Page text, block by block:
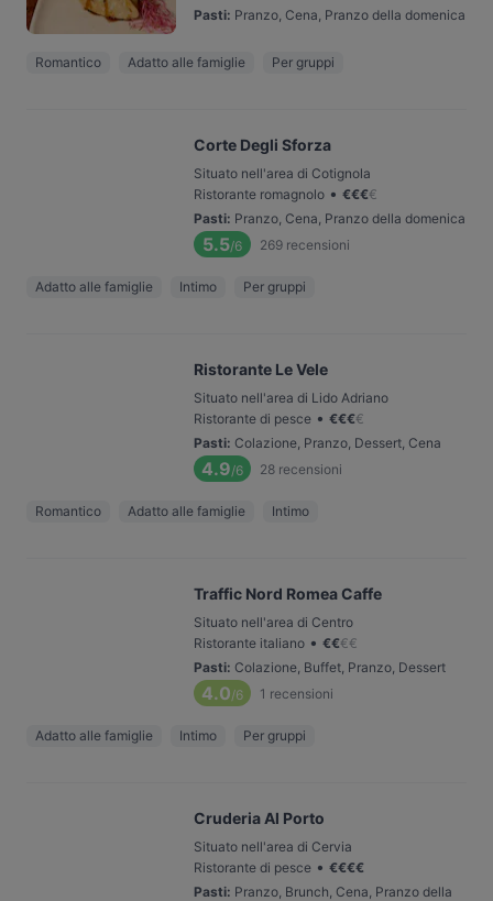
Pasti: Pranzo, Cena, Pranzo della domenica
Romantico Adatto alle famiglie Per gruppi
Corte Degli Sforza
Situato nell'area di Cotignola
Ristorante romagnolo • €€€€
Pasti: Pranzo, Cena, Pranzo della domenica
5.5/6 269 recensioni
Adatto alle famiglie Intimo Per gruppi
Ristorante Le Vele
Situato nell'area di Lido Adriano
Ristorante di pesce • €€€€
Pasti: Colazione, Pranzo, Dessert, Cena
4.9/6 28 recensioni
Romantico Adatto alle famiglie Intimo
Traffic Nord Romea Caffe
Situato nell'area di Centro
Ristorante italiano • €€€€
Pasti: Colazione, Buffet, Pranzo, Dessert
4.0/6 1 recensioni
Adatto alle famiglie Intimo Per gruppi
Cruderia Al Porto
Situato nell'area di Cervia
Ristorante di pesce • €€€€
Pasti: Pranzo, Brunch, Cena, Pranzo della